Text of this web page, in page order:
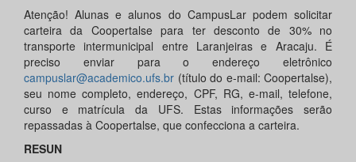
Atenção! Alunas e alunos do CampusLar podem solicitar
carteira da Coopertalse para ter desconto de 30% no
transporte intermunicipal entre Laranjeiras e Aracaju. É
preciso enviar para o endereço eletrônico
campuslar@academico.ufs.br (título do e-mail: Coopertalse),
seu nome completo, endereço, CPF, RG, e-mail, telefone,
curso e matrícula da UFS. Estas informações serão
repassadas à Coopertalse, que confecciona a carteira.
RESUN